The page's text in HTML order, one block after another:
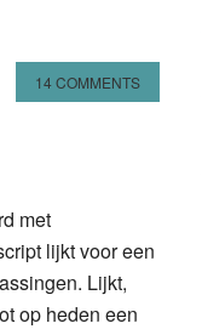
14 COMMENTS
met
lijkt voor een
Lijkt,
op heden een